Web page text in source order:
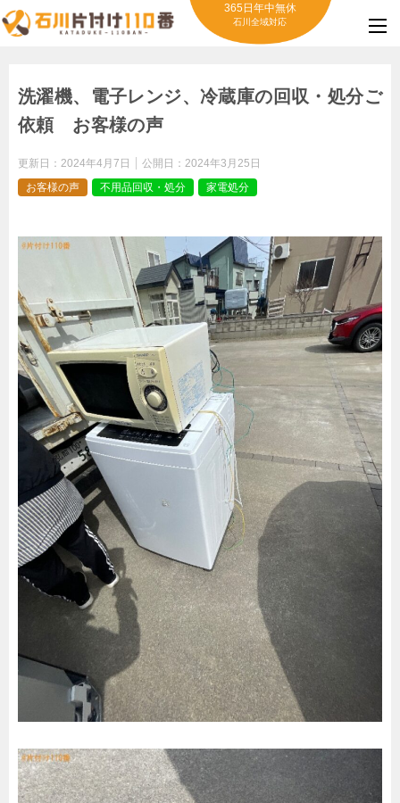
365日年中無休
石川全域対応
洗濯機、電子レンジ、冷蔵庫の回収・処分ご
依頼 お客様の声
更新日： 2024年4月7日 公開日： 2024年3月25日
お客様の声
不用品回収・処分 家電処分